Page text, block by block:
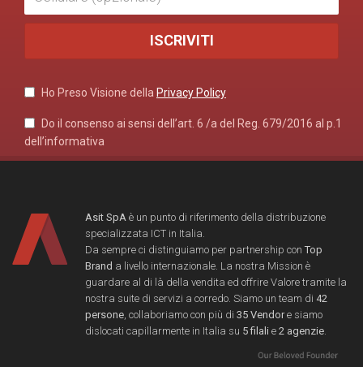
Ho Preso Visione della Privacy Policy
Do il consenso ai sensi dell’art. 6 /a del Reg. 679/2016 al p.1
dell’informativa
Asit SpA è un punto di riferimento della distribuzione
specializzata ICT in Italia.
Da sempre ci distinguiamo per partnership con Top
Brand a livello internazionale. La nostra Mission è
guardare al di là della vendita ed offrire Valore tramite la
nostra suite di servizi a corredo. Siamo un team di 42
persone , collaboriamo con più di 35 Vendore siamo
dislocati capillarmente in Italia su 5 filali e 2 agenzie